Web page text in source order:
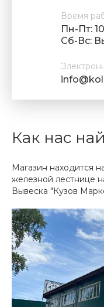
Время
Пн-Пт:
Cб-Вс:
Как нас
Магазин находится
железной лестнице
Вывеска "Кузов